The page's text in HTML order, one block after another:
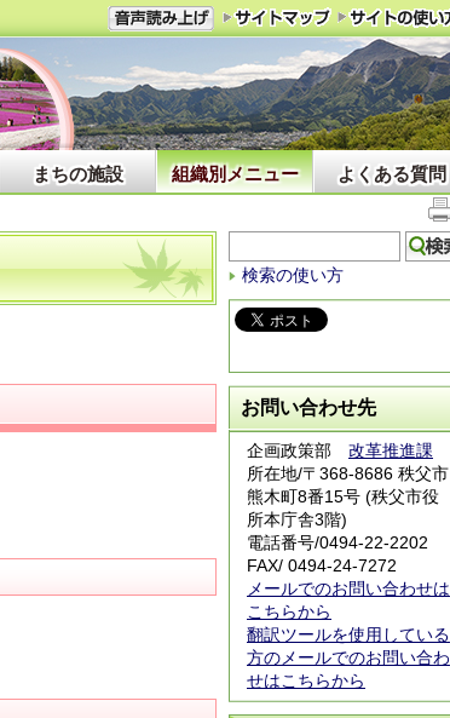
まちの施設 組織別メニュー よくある質問
検索の使い方
お問い合わせ先
企画政策部 改革推進課
所在地/〒368-8686 秩父市
熊木町8番15号 (秩父市役
所本庁舎3階)
電話番号/0494-22-2202
FAX/ 0494-24-7272
メールでのお問い合わせは
こちらから
翻訳ツールを使用している
方のメールでのお問い合わ
せはこちらから